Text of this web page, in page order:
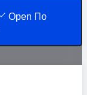
Open По